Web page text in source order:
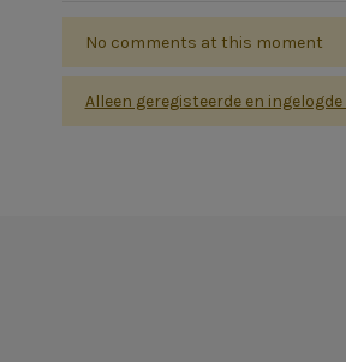
No comments at this moment
Alleen geregisteerde en